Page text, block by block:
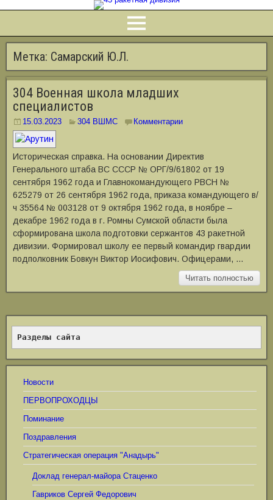
Метка: Самарский Ю.Л.
304 Военная школа младших
специалистов
15.03.2023 304 ВШМС Комментарии
Историческая справка. На основании Директив
Генерального штаба ВС СССР № ОРГ/9/61802 от 19
сентября 1962 года и Главнокомандующего РВСН №
625279 от 26 сентября 1962 года, приказа командующего в/
ч 35564 № 003128 от 9 октября 1962 года, в ноябре –
декабре 1962 года в г. Ромны Сумской области была
сформирована школа подготовки сержантов 43 ракетной
дивизии. Формировал школу ее первый командир гвардии
подполковник Бовкун Виктор Иосифович. Офицерами, …
Читать полностью
Разделы сайта
Новости
ПЕРВОПРОХОДЦЫ
Поминание
Поздравления
Стратегическая операция "Анадырь"
Доклад генерал-майора Стаценко
Гавриков Сергей Федорович